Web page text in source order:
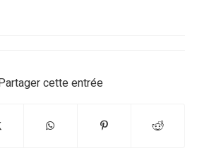
cette entrée